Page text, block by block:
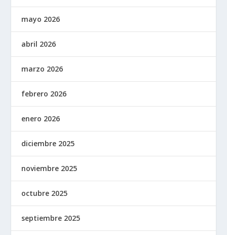
mayo 2026
abril 2026
marzo 2026
febrero 2026
enero 2026
diciembre 2025
noviembre 2025
octubre 2025
septiembre 2025